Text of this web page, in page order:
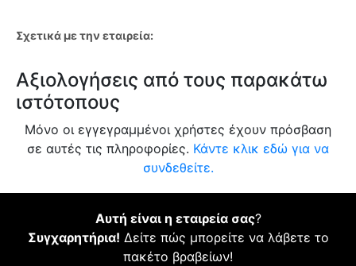
Σχετικά με την εταιρεία:
Αξιολογήσεις από τους παρακάτω
ιστότοπους
Μόνο οι εγγεγραμμένοι χρήστες έχουν πρόσβαση
σε αυτές τις πληροφορίες. Κάντε κλικ εδώ για να
συνδεθείτε.
Αυτή είναι η εταιρεία σας?
Συγχαρητήρια! Δείτε πώς μπορείτε να λάβετε το
πακέτο βραβείων!